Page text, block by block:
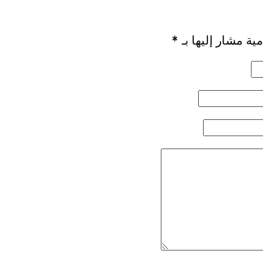
مشار إليها بـ*